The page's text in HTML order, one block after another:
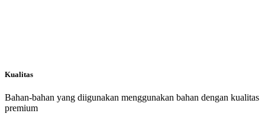
Kualitas
Bahan-bahan yang diigunakan menggunakan bahan dengan kualitas
premium